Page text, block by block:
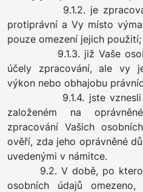
9.1.2. je zpracování
protiprávní a Vy místo
pouze omezení jejich použití;
9.1.3. již Vaše osobní
účely zpracování, ale vy
výkon nebo obhajobu
9.1.4. jste vznesli
založeném na
zpracování Vašich
ověří, zda jeho oprávněné
uvedenými v námitce.
9.2. V době, po kterou
osobních údajů